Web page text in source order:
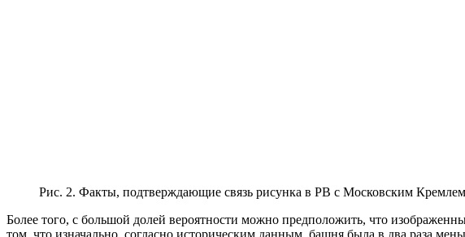
Рис. 2. Факты, подтверждающие связь рисунка в РВ с Московским
Более того, с большой долей вероятности можно предположить, что